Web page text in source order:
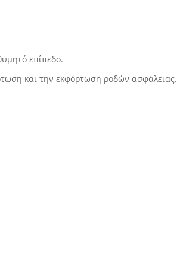
επίπεδο.
και την εκφόρτωση ροδών ασφάλειας.